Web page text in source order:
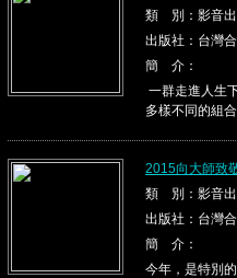
類 別：影音
出版社：台灣
簡 介：
一群走進人生
多樣不同的組
2015向大師致
類 別：影音
出版社：台灣
簡 介：
今年，是特別